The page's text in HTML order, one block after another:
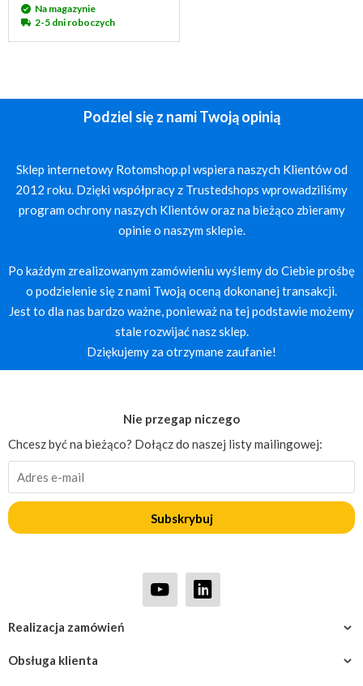
Na magazynie
2-5 dni roboczych
Podziel się z nami Twoją opinią
Sklep internetowy Rotomshop.pl wspiera naszych Klientów od
2012 roku. Dzięki współpracy z Trustedshops wprowadziliśmy
program ochrony naszych Klientów oraz na bieżąco zbieramy
opinie o naszym sklepie.
Po każdym zrealizowanym zamówieniu wyślemy do Ciebie prośbę
o podzielenie się z nami Twoją oceną dokonanej transakcji.
Jest to dla nas bardzo ważne, ponieważ na tej podstawie możemy
stale rozwijać nasz sklep.
Dziękujemy za otrzymane zaufanie!
Obsługa klienta
Realizacja zamówień
Nie przegap niczego
Chcesz być na bieżąco? Dołącz do naszej listy mailingowej:
Subskrybuj